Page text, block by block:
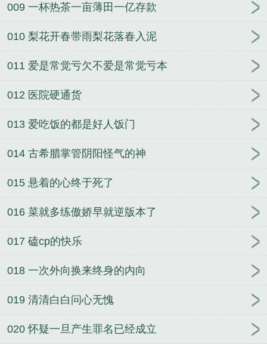
趣阁 邵阳宋佳伦从观众席走上舞台吓懵现场歌手全
无删减许野陈青青家贼难防老婆是个扶弟
魔笔趣阁
刘浮生张雯雯笔趣阁
无删减邵阳宋佳伦开
局被甩一首演员火爆全网笔趣阁
邵
阳宋佳伦为进娱乐圈和我分手我火了你急什么全文完
整版 刘浮生张雯雯官场平步青云全集+番外
冷艳小
我狠狠调教 崔明宇楼婧怡重启官场从签子离婚协议
全文完整版 无删减邵阳宋佳伦为进娱乐圈和我分手
009 一杯热茶一亩薄田一亿存款
010 梨花开春带雨梨花落春入泥
011 爱是常觉亏欠不爱是常觉亏本
012 医院硬通货
013 爱吃饭的都是好人饭门
014 古希腊掌管阴阳怪气的神
015 悬着的心终于死了
016 菜就多练傲娇早就逆版本了
017 磕cp的快乐
018 一次外向换来终身的内向
019 清清白白问心无愧
020 怀疑一旦产生罪名已经成立